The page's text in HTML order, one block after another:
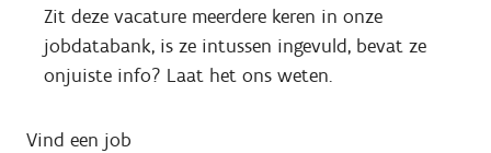
Zit deze vacature meerdere keren in onze
jobdatabank, is ze intussen ingevuld, bevat ze
onjuiste info? Laat het ons weten.
Vind een job